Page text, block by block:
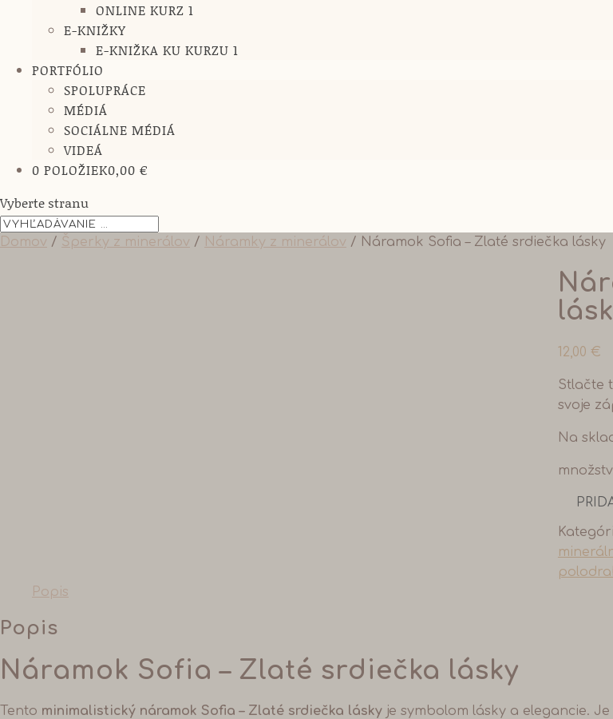
ONLINE KURZ 1
E-KNIŽKY
E-KNIŽKA KU KURZU 1
PORTFÓLIO
SPOLUPRÁCE
MÉDIÁ
SOCIÁLNE MÉDIÁ
VIDEÁ
0 POLOŽIEK0,00 €
Vyberte stranu
Domov / Šperky z minerálov / Náramky z minerálov / Náramok Sofia – Zlaté srdiečka lásky
12,00 €
Stlačte
svoje
Na
Popis
Popis
Náramok Sofia – Zlaté srdiečka lásky
Tento minimalistický náramok Sofia– Zlaté srdiečka lásky je symbolom lásky a elegancie.